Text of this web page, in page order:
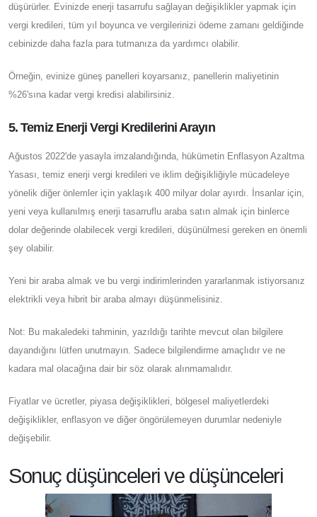
düşürürler. Evinizde enerji tasarrufu sağlayan değişiklikler yapmak için
vergi kredileri, tüm yıl boyunca ve vergilerinizi ödeme zamanı geldiğinde
cebinizde daha fazla para tutmanıza da yardımcı olabilir.
Örneğin, evinize güneş panelleri koyarsanız, panellerin maliyetinin
%26'sına kadar vergi kredisi alabilirsiniz.
5. Temiz Enerji Vergi Kredilerini Arayın
Ağustos 2022'de yasayla imzalandığında, hükümetin Enflasyon Azaltma
Yasası, temiz enerji vergi kredileri ve iklim değişikliğiyle mücadeleye
yönelik diğer önlemler için yaklaşık 400 milyar dolar ayırdı. İnsanlar için,
yeni veya kullanılmış enerji tasarruflu araba satın almak için binlerce
dolar değerinde olabilecek vergi kredileri, düşünülmesi gereken en önemli
şey olabilir.
Yeni bir araba almak ve bu vergi indirimlerinden yararlanmak istiyorsanız
elektrikli veya hibrit bir araba almayı düşünmelisiniz.
Not: Bu makaledeki tahminin, yazıldığı tarihte mevcut olan bilgilere
dayandığını lütfen unutmayın. Sadece bilgilendirme amaçlıdır ve ne
kadara mal olacağına dair bir söz olarak alınmamalıdır.
Fiyatlar ve ücretler, piyasa değişiklikleri, bölgesel maliyetlerdeki
değişiklikler, enflasyon ve diğer öngörülemeyen durumlar nedeniyle
değişebilir.
Sonuç düşünceleri ve düşünceleri